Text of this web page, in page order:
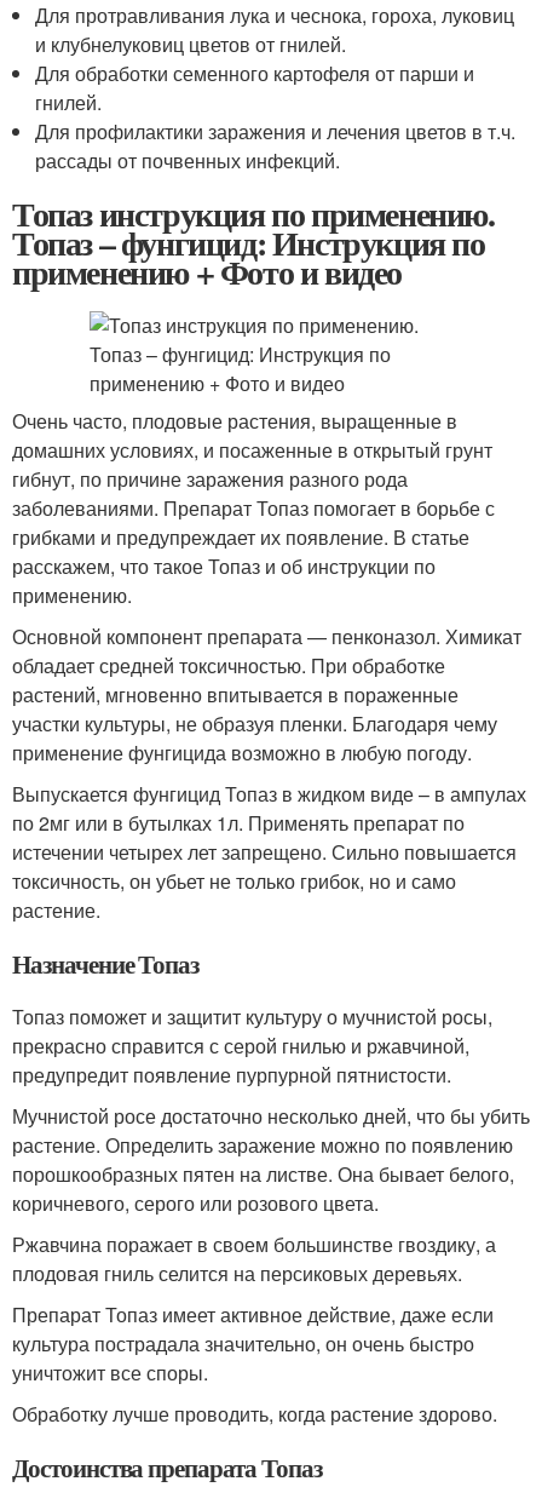
Для протравливания лука и чеснока, гороха, луковиц
и клубнелуковиц цветов от гнилей.
Для обработки семенного картофеля от парши и
гнилей.
Для профилактики заражения и лечения цветов в т.ч.
рассады от почвенных инфекций.
Топаз инструкция по применению.
Топаз – фунгицид: Инструкция по
применению + Фото и видео
Очень часто, плодовые растения, выращенные в
домашних условиях, и посаженные в открытый грунт
гибнут, по причине заражения разного рода
заболеваниями. Препарат Топаз помогает в борьбе с
грибками и предупреждает их появление. В статье
расскажем, что такое Топаз и об инструкции по
применению.
Основной компонент препарата — пенконазол. Химикат
обладает средней токсичностью. При обработке
растений, мгновенно впитывается в пораженные
участки культуры, не образуя пленки. Благодаря чему
применение фунгицида возможно в любую погоду.
Выпускается фунгицид Топаз в жидком виде – в ампулах
по 2мг или в бутылках 1л. Применять препарат по
истечении четырех лет запрещено. Сильно повышается
токсичность, он убьет не только грибок, но и само
растение.
Назначение Топаз
Топаз поможет и защитит культуру о мучнистой росы,
прекрасно справится с серой гнилью и ржавчиной,
предупредит появление пурпурной пятнистости.
Мучнистой росе достаточно несколько дней, что бы убить
растение. Определить заражение можно по появлению
порошкообразных пятен на листве. Она бывает белого,
коричневого, серого или розового цвета.
Ржавчина поражает в своем большинстве гвоздику, а
плодовая гниль селится на персиковых деревьях.
Препарат Топаз имеет активное действие, даже если
культура пострадала значительно, он очень быстро
уничтожит все споры.
Обработку лучше проводить, когда растение здорово.
Достоинства препарата Топаз